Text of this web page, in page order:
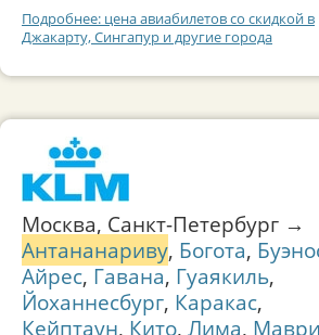
Подробнее: цена авиабилетов со скидкой в
Джакарту, Сингапур и другие города
Москва, Санкт-Петербург →
Антананариву, Богота,
Айрес, Гавана, Гуаякиль,
Йоханнесбург, Каракас,
Кейптаун, Кито, Лима,